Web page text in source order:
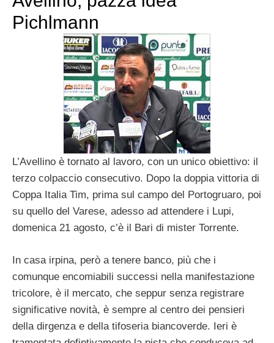
Pichlmann
L’Avellino è tornato al lavoro, con un unico obiettivo: il
terzo colpaccio consecutivo. Dopo la doppia vittoria di
Coppa Italia Tim, prima sul campo del Portogruaro, poi
su quello del Varese, adesso ad attendere i Lupi,
domenica 21 agosto, c’è il Bari di mister Torrente.
In casa irpina, però a tenere banco, più che i
comunque encomiabili successi nella manifestazione
tricolore, è il mercato, che seppur senza registrare
significative novità, è sempre al centro dei pensieri
della dirgenza e della tifoseria biancoverde. Ieri è